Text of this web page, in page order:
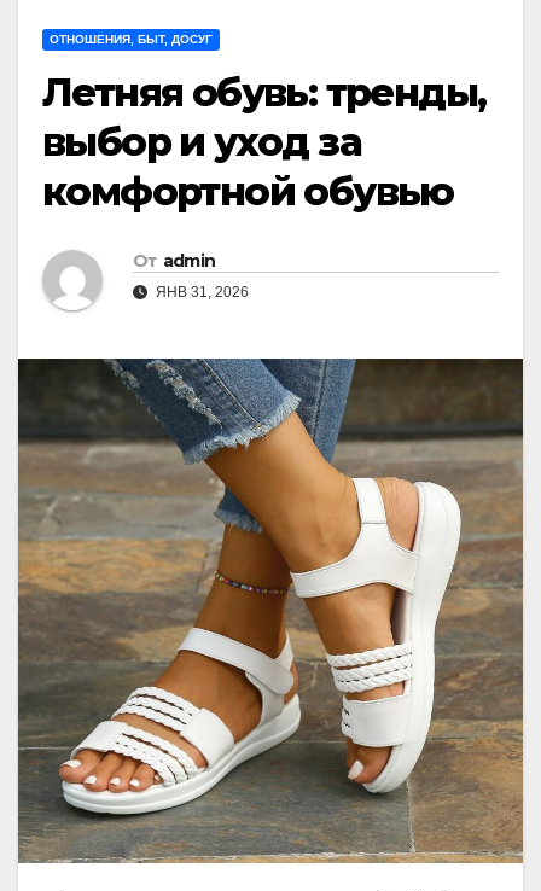
ОТНОШЕНИЯ, БЫТ, ДОСУГ
Летняя обувь: тренды,
выбор и уход за
комфортной обувью
От admin
ЯНВ 31, 2026